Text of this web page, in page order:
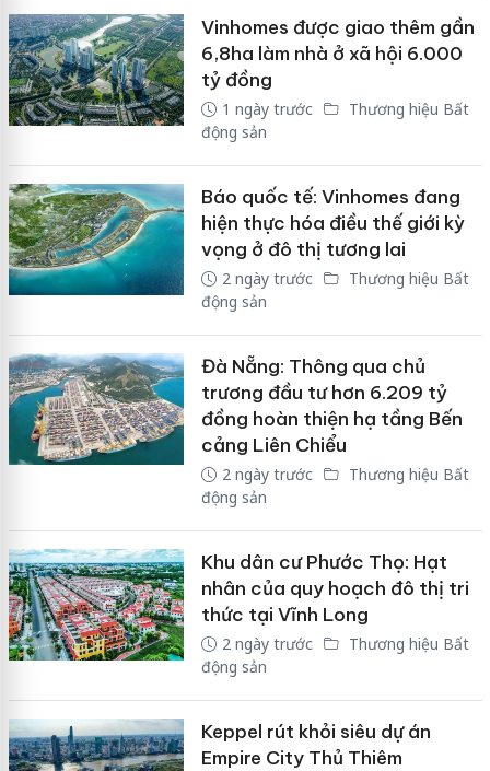
Vinhomes được giao thêm gần
6,8ha làm nhà ở xã hội 6.000
tỷ đồng
1 ngày trước
Thương hiệu Bất
động sản
Báo quốc tế: Vinhomes đang
hiện thực hóa điều thế giới kỳ
vọng ở đô thị tương lai
2 ngày trước
Thương hiệu Bất
động sản
Đà Nẵng: Thông qua chủ
trương đầu tư hơn 6.209 tỷ
đồng hoàn thiện hạ tầng Bến
cảng Liên Chiểu
2 ngày trước
Thương hiệu Bất
động sản
Khu dân cư Phước Thọ: Hạt
nhân của quy hoạch đô thị tri
thức tại Vĩnh Long
2 ngày trước
Thương hiệu Bất
động sản
Keppel rút khỏi siêu dự án
Empire City Thủ Thiêm